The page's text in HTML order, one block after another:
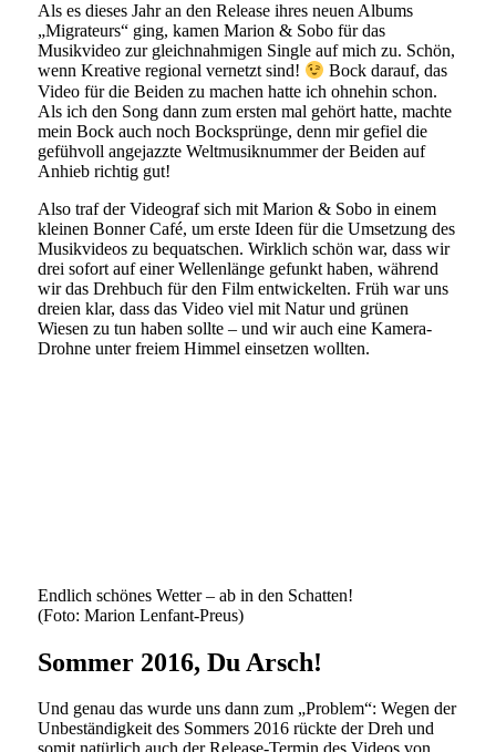
Als es dieses Jahr an den Release ihres neuen Albums
„Migrateurs“ ging, kamen Marion & Sobo für das
Musikvideo zur gleichnahmigen Single auf mich zu. Schön,
wenn Kreative regional vernetzt sind!
Bock darauf, das
Video für die Beiden zu machen hatte ich ohnehin schon.
Als ich den Song dann zum ersten mal gehört hatte, machte
mein Bock auch noch Bocksprünge, denn mir gefiel die
gefühvoll angejazzte Weltmusiknummer der Beiden auf
Anhieb richtig gut!
Also traf der Videograf sich mit Marion & Sobo in einem
kleinen Bonner Café, um erste Ideen für die Umsetzung des
Musikvideos zu bequatschen. Wirklich schön war, dass wir
drei sofort auf einer Wellenlänge gefunkt haben, während
wir das Drehbuch für den Film entwickelten. Früh war uns
dreien klar, dass das Video viel mit Natur und grünen
Wiesen zu tun haben sollte – und wir auch eine Kamera-
Drohne unter freiem Himmel einsetzen wollten.
Endlich schönes Wetter – ab in den Schatten!
(Foto: Marion Lenfant-Preus)
Sommer 2016, Du Arsch!
Und genau das wurde uns dann zum „Problem“: Wegen der
Unbeständigkeit des Sommers 2016 rückte der Dreh und